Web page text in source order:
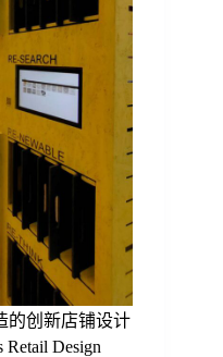
的创新店铺设计
Design